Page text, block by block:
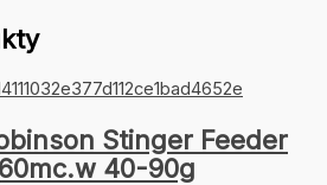
Stinger Feeder
40-90g